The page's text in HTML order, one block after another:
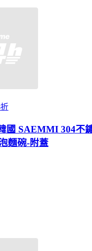
國 SAEMMI 304不
麵碗-附蓋